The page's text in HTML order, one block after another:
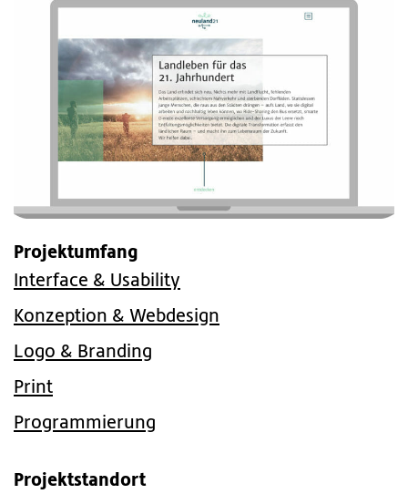
Projektumfang
Interface & Usability
Konzeption & Webdesign
Logo & Branding
Print
Programmierung
Projektstandort